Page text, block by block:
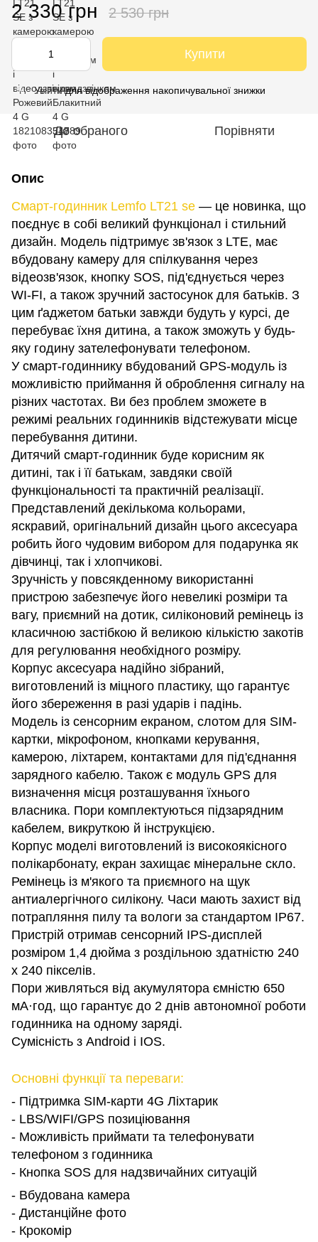
2 330 грн 2 530 грн
Купити
% Увійтидля відображення накопичувальної знижки
До обраного Порівняти
Опис
Смарт-годинник Lemfo LT21 se — це новинка, що
поєднує в собі великий функціонал і стильний
дизайн. Модель підтримує зв'язок з LTE, має
вбудовану камеру для спілкування через
відеозв'язок, кнопку SOS, під'єднується через
WI-FI, а також зручний застосунок для батьків. З
цим ґаджетом батьки завжди будуть у курсі, де
перебуває їхня дитина, а також зможуть у будь-
яку годину зателефонувати телефоном.
У смарт-годиннику вбудований GPS-модуль із
можливістю приймання й оброблення сигналу на
різних частотах. Ви без проблем зможете в
режимі реальних годинників відстежувати місце
перебування дитини.
Дитячий смарт-годинник буде корисним як
дитині, так і її батькам, завдяки своїй
функціональності та практичній реалізації.
Представлений декількома кольорами,
яскравий, оригінальний дизайн цього аксесуара
робить його чудовим вибором для подарунка як
дівчинці, так і хлопчикові.
Зручність у повсякденному використанні
пристрою забезпечує його невеликі розміри та
вагу, приємний на дотик, силіконовий ремінець із
класичною застібкою й великою кількістю закотів
для регулювання необхідного розміру.
Корпус аксесуара надійно зібраний,
виготовлений із міцного пластику, що гарантує
його збереження в разі ударів і падінь.
Модель із сенсорним екраном, слотом для SIM-
картки, мікрофоном, кнопками керування,
камерою, ліхтарем, контактами для під'єднання
зарядного кабелю. Також є модуль GPS для
визначення місця розташування їхнього
власника. Пори комплектуються підзарядним
кабелем, викруткою й інструкцією.
Корпус моделі виготовлений із високоякісного
полікарбонату, екран захищає мінеральне скло.
Ремінець із м'якого та приємного на щук
антиалергічного силікону. Часи мають захист від
потрапляння пилу та вологи за стандартом IP67.
Пристрій отримав сенсорний IPS-дисплей
розміром 1,4 дюйма з роздільною здатністю 240
x 240 пікселів.
Пори живляться від акумулятора ємністю 650
мА·год, що гарантує до 2 днів автономної роботи
годинника на одному заряді.
Сумісність з Android і IOS.
Основні функції та переваги:
- Підтримка SIM-карти 4G Ліхтарик
- LBS/WIFI/GPS позиціювання
- Можливість приймати та телефонувати
телефоном з годинника
- Кнопка SOS для надзвичайних ситуацій
- Вбудована камера
- Дистанційне фото
- Крокомір